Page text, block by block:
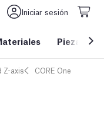
Iniciar sesión
Piezas y
Z-axis CORE One